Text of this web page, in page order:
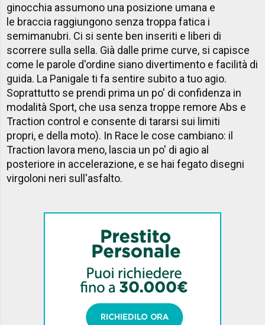
ginocchia assumono una posizione umana e
le braccia raggiungono senza troppa fatica i
semimanubri. Ci si sente ben inseriti e liberi di
scorrere sulla sella. Già dalle prime curve, si capisce
come le parole d'ordine siano divertimento e facilità di
guida. La Panigale ti fa sentire subito a tuo agio.
Soprattutto se prendi prima un po' di confidenza in
modalità Sport, che usa senza troppe remore Abs e
Traction control e consente di tararsi sui limiti
propri, e della moto). In Race le cose cambiano: il
Traction lavora meno, lascia un po' di agio al
posteriore in accelerazione, e se hai fegato disegni
virgoloni neri sull'asfalto.